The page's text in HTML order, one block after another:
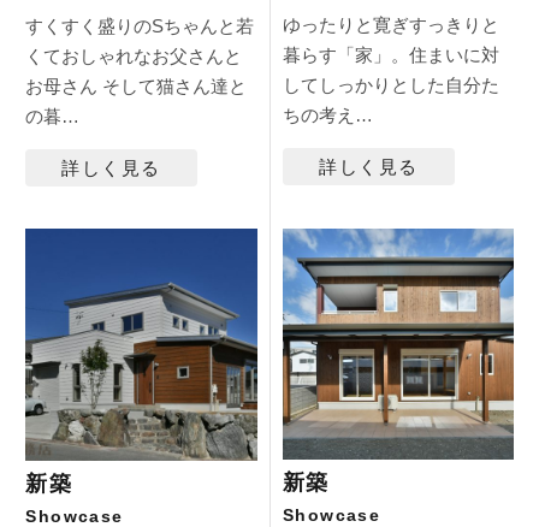
すくすく盛りのSちゃんと若
くておしゃれなお父さんと
お母さん そして猫さん達と
の暮…
詳しく見る
ゆったりと寛ぎすっきりと
暮らす「家」。住まいに対
してしっかりとした自分た
ちの考え…
詳しく見る
新築
Showcase
新築
Showcase